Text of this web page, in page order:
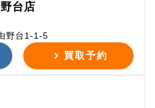
台店
野台1-1-5
買取予約